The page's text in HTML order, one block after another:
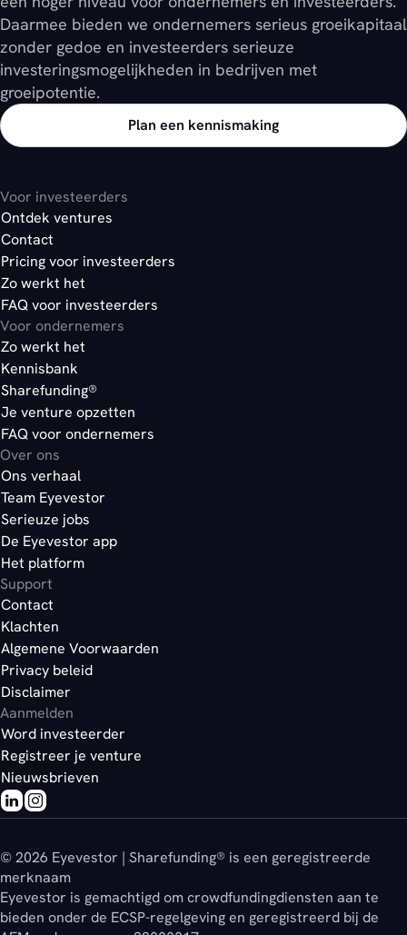
Daarmee bieden we ondernemers serieus groeikapitaal
zonder gedoe en investeerders serieuze
investeringsmogelijkheden in bedrijven met
groeipotentie.
Plan een kennismaking
Voor investeerders
Ontdek ventures
Contact
Pricing voor investeerders
Zo werkt het
FAQ voor investeerders
Voor ondernemers
Zo werkt het
Kennisbank
Sharefunding®
Je venture opzetten
FAQ voor ondernemers
Over ons
Ons verhaal
Team Eyevestor
Serieuze jobs
De Eyevestor app
Het platform
Support
Contact
Klachten
Algemene Voorwaarden
Privacy beleid
Disclaimer
Aanmelden
Word investeerder
Registreer je venture
Nieuwsbrieven
© 2026 Eyevestor | Sharefunding® is een geregistreerde
merknaam
Eyevestor is gemachtigd om crowdfundingdiensten aan te
bieden onder de ECSP-regelgeving en geregistreerd bij de